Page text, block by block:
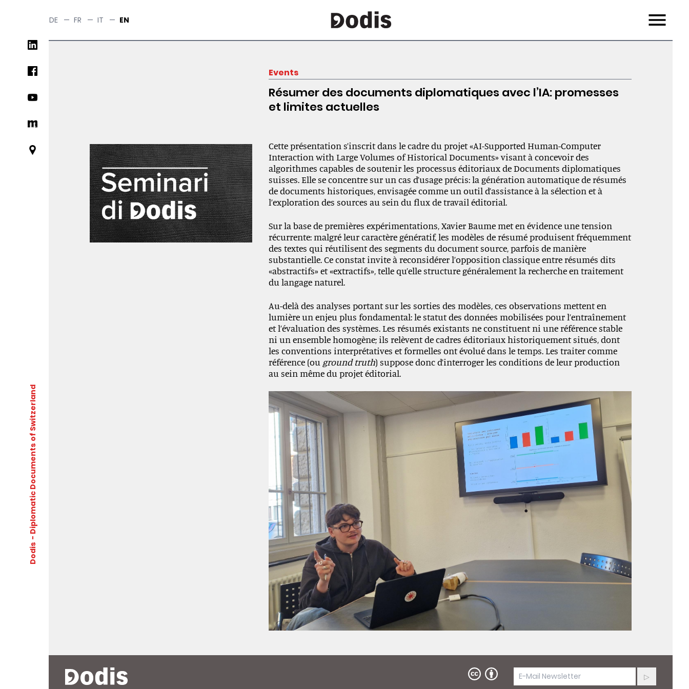
content
DE — FR — IT — EN
Menu
Social
links
Dodis
- Diplomatic Documents of Switzerland
Events
Résumer des documents diplomatiques avec l’IA: promesses
et limites actuelles
Cette présentation s’inscrit dans le cadre du projet «AI-Supported Human-Computer
Interaction with Large Volumes of Historical Documents» visant à concevoir des
algorithmes capables de soutenir les processus éditoriaux de Documents diplomatiques
suisses. Elle se concentre sur un cas d’usage précis: la génération automatique de résumés
de documents historiques, envisagée comme un outil d’assistance à la sélection et à
l’exploration des sources au sein du flux de travail éditorial.
Sur la base de premières expérimentations, Xavier Baume met en évidence une tension
récurrente: malgré leur caractère génératif, les modèles de résumé produisent fréquemment
des textes qui réutilisent des segments du document source, parfois de manière
substantielle.Ce constat invite à reconsidérer l’opposition classique entre résumés dits
«abstractifs» et «extractifs», telle qu’elle structure généralement la recherche en traitement
du langage naturel.
Au-delà des analyses portant sur les sorties des modèles, ces observations mettent en
lumière un enjeu plus fondamental: le statut des données mobilisées pour l’entraînement
et l’évaluation des systèmes. Les résumés existants ne constituent ni une référence stable
ni un ensemble homogène; ils relèvent de cadres éditoriaux historiquement situés, dont
les conventions interprétatives et formelles ont évolué dans le temps. Les traiter comme
référence (ou ground truth) suppose donc d’interroger les conditions de leur production
au sein même du projet éditorial.